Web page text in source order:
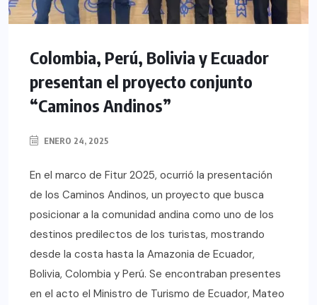
Colombia, Perú, Bolivia y Ecuador
presentan el proyecto conjunto
“Caminos Andinos”
ENERO 24, 2025
En el marco de Fitur 2025, ocurrió la presentación
de los Caminos Andinos, un proyecto que busca
posicionar a la comunidad andina como uno de los
destinos predilectos de los turistas, mostrando
desde la costa hasta la Amazonia de Ecuador,
Bolivia, Colombia y Perú. Se encontraban presentes
en el acto el Ministro de Turismo de Ecuador, Mateo